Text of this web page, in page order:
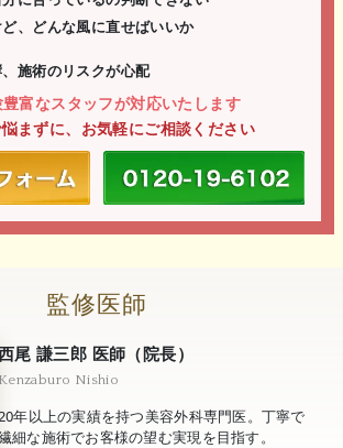
、どんな風に直せばいいか
施術のリスクが心配
富なスタッフが対応いたします
まずに、お気軽にご相談ください
監修医師
尾 謙三郎 医師（院長）
Kenzaburo Nishio
年以上の実績を持つ美容外科専門医。丁寧で
細な施術でお客様の望む実現を目指す。